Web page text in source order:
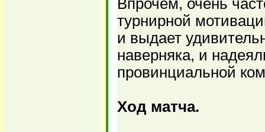
Впрочем, очень
турнирной
и выдает
наверняка, и
провинциальной
Ход матча.